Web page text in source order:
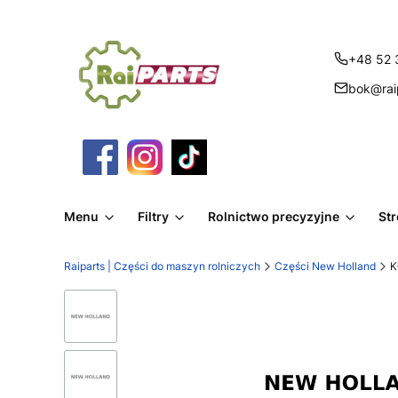
+48 52
Menu Filtry Rolnictwo precyzyjne
Raiparts | Części do maszyn rolniczych Części New Holland